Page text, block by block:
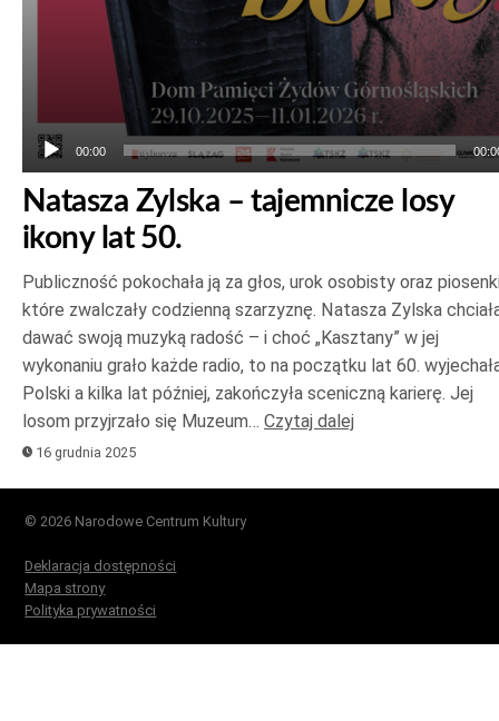
00:00
Natasza Zylska – tajemnicze losy
ikony lat 50.
Publiczność pokochała ją za głos, urok osobisty oraz
które zwalczały codzienną szarzyznę. Natasza Zylska
dawać swoją muzyką radość – i choć „Kasztany” w jej
wykonaniu grało każde radio, to na początku lat 60.
Polski a kilka lat później, zakończyła sceniczną karierę. Jej
losom przyjrzało się Muzeum… Czytaj dalej
16 grudnia 2025
© 2026 Narodowe Centrum Kultury
Deklaracja dostępności
Mapa strony
Polityka prywatności